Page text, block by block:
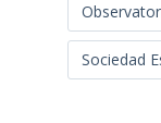
Sociedad